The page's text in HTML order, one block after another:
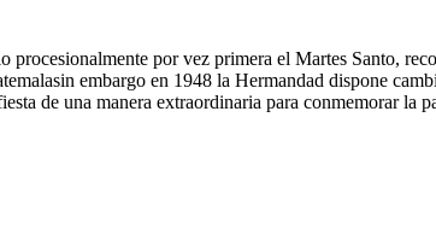
procesionalmente por vez primera el Martes Santo,
embargo en 1948 la Hermandad dispone
de una manera extraordinaria para conmemorar la